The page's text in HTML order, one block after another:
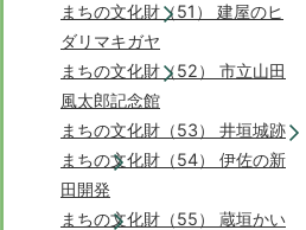
まちの文化財（51） 建屋のヒ
ダリマキガヤ
まちの文化財（52） 市立山田
風太郎記念館
まちの文化財（53） 井垣城跡
まちの文化財（54） 伊佐の新
田開発
まちの文化財（55） 蔵垣かい